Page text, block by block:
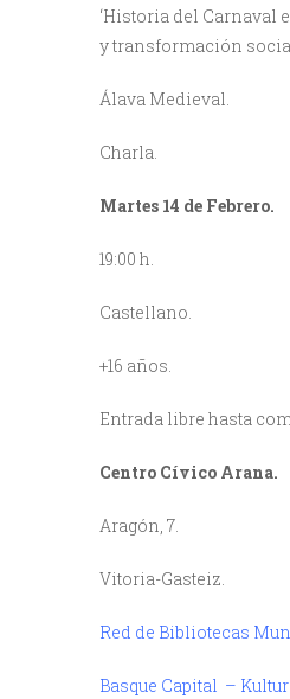
‘Historia del Carnaval
y transformación
Álava Medieval.
Charla.
Martes 14 de Febrero.
19:00 h.
Castellano.
+16 años.
Entrada libre hasta
Centro Cívico Arana.
Aragón, 7.
Vitoria-Gasteiz.
Red de Bibliotecas
Basque Capital –